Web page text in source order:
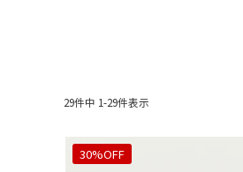
29件中 1-29件表示
30%OFF